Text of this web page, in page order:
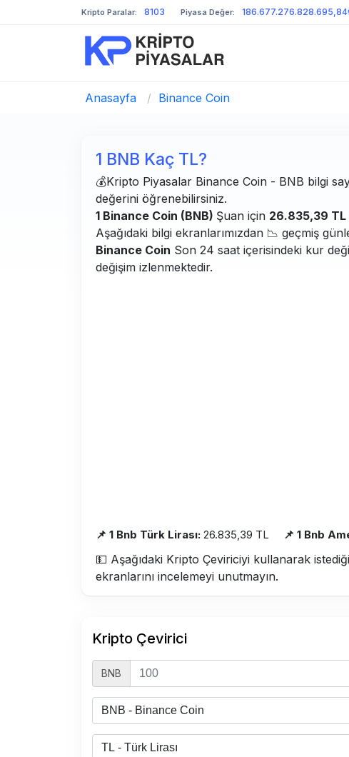
Kripto Paralar: 8103 Piyasa Değer:
Anasayfa / Binance Coin
1 BNB Kaç TL?
💰Kripto Piyasalar Binance Coin - BNB bilgi
değerini öğrenebilirsiniz.
1 Binance Coin (BNB) Şuan için 26.835,39 TL
Aşağıdaki bilgi ekranlarımızdan 📉 geçmiş
Binance Coin Son 24 saat içerisindeki kur
değişim izlenmektedir.
📌 1 Bnb Türk Lirası: 26.835,39 TL 📌 1 Bnb
💵 Aşağıdaki Kripto Çeviriciyi kullanarak
ekranlarını incelemeyi unutmayın.
Kripto Çevirici
BNB 0.0002832 TL Kaç BNB
0.00000056 BNB Kaç TL
0.00001 BNB Kaç TL